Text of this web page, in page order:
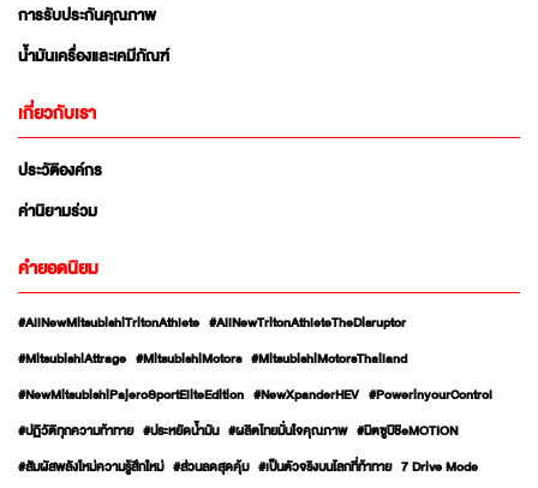
การรับประกันคุณภาพ
น้ำมันเครื่องและเคมีภัณฑ์
เกี่ยวกับเรา
ประวัติองค์กร
ค่านิยามร่วม
คำยอดนิยม
#AllNewMitsubishiTritonAthlete #AllNewTritonAthleteTheDisruptor
#MitsubishiAttrage #MitsubishiMotors #MitsubishiMotorsThailand
#NewMitsubishiPajeroSportEliteEdition #NewXpanderHEV #PowerinyourControl
#ปฏิวัติทุกความท้าทาย #ประหยัดน้ำมัน #ผลิตไทยมั่นใจคุณภาพ #มิตซูบิชิeMOTION
#สัมผัสพลังใหม่ความรู้สึกใหม่ #ส่วนลดสุดคุ้ม #เป็นตัวจริงบนโลกที่ท้าทาย 7 Drive Mode